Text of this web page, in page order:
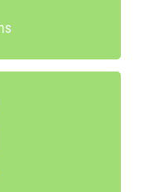
couteaux.